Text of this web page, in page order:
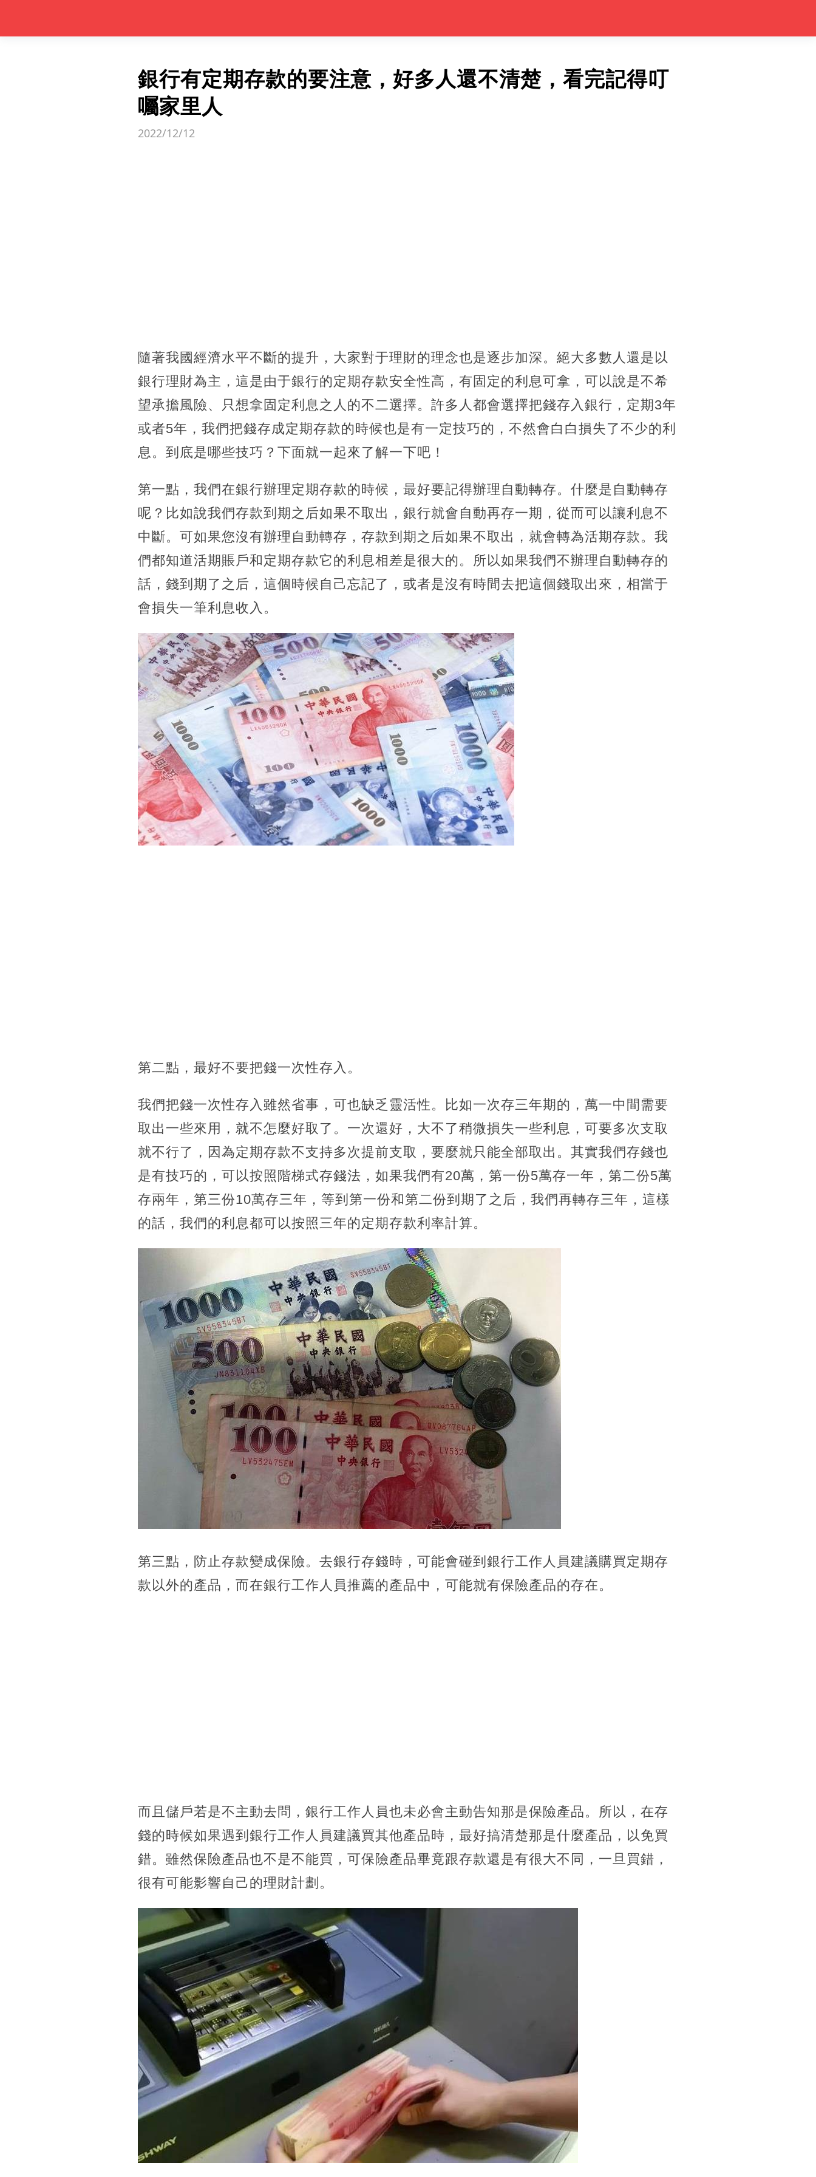
銀行有定期存款的要注意，好多人還不清楚，看完記得叮
囑家里人
2022/12/12
隨著我國經濟水平不斷的提升，大家對于理財的理念也是逐步加深。絕大多數人還是以
銀行理財為主，這是由于銀行的定期存款安全性高，有固定的利息可拿，可以說是不希
望承擔風險、只想拿固定利息之人的不二選擇。許多人都會選擇把錢存入銀行，定期3年
或者5年，我們把錢存成定期存款的時候也是有一定技巧的，不然會白白損失了不少的利
息。到底是哪些技巧？下面就一起來了解一下吧！
第一點，我們在銀行辦理定期存款的時候，最好要記得辦理自動轉存。什麼是自動轉存
呢？比如說我們存款到期之后如果不取出， 銀行就會自動再存一期，從而可以讓利息不
中斷。可如果您沒有辦理自動轉存，存款到期之后如果不取出，就會轉為活期存款。我
們都知道活期賬戶和定期存款它的利息相差是很大的。 所以如果我們不辦理自動轉存的
話，錢到期了之后，這個時候自己忘記了，或者是沒有時間去把這個錢取出來，相當于
會損失一筆利息收入。
第二點，最好不要把錢一次性存入。
我們把錢一次性存入雖然省事，可也缺乏靈活性。比如一次存三年期的，萬一中間需要
取出一些來用，就不怎麼好取了。一次還好，大不了稍微損失一些利息，可要多次支取
就不行了，因為定期存款不支持多次提前支取，要麼就只能全部取出。其實我們存錢也
是有技巧的，可以按照階梯式存錢法，如果我們有20萬，第一份5萬存一年，第二份5萬
存兩年，第三份10萬存三年，等到第一份和第二份到期了之后，我們再轉存三年，這樣
的話，我們的利息都可以按照三年的定期存款利率計算。
第三點，防止存款變成保險。去銀行存錢時，可能會碰到銀行工作人員建議購買定期存
款以外的產品，而在銀行工作人員推薦的產品中，可能就有保險產品的存在。
而且儲戶若是不主動去問，銀行工作人員也未必會主動告知那是保險產品。所以，在存
錢的時候如果遇到銀行工作人員建議買其他產品時，最好搞清楚那是什麼產品，以免買
錯。雖然保險產品也不是不能買，可保險產品畢竟跟存款還是有很大不同，一旦買錯，
很有可能影響自己的理財計劃。